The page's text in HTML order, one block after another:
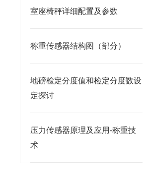
室座椅秤详细配置及参数
称重传感器结构图（部分）
地磅检定分度值和检定分度数设
定探讨
压力传感器原理及应用-称重技
术